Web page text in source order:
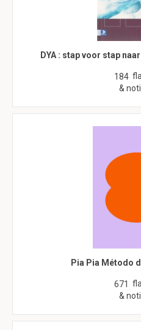
DYA : stap voor stap
184
&
Pia Pia Método
671
&